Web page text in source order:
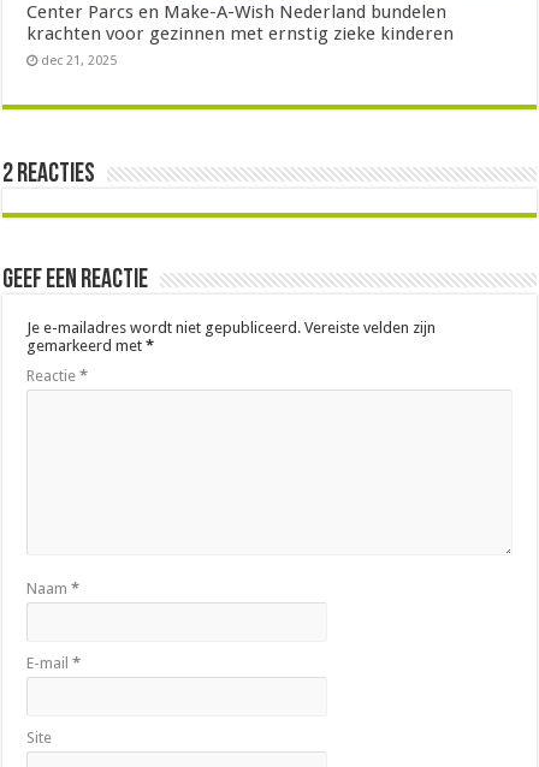
Center Parcs en Make-A-Wish Nederland bundelen
krachten voor gezinnen met ernstig zieke kinderen
dec 21, 2025
2 reacties
Geef een reactie
Je e-mailadres wordt niet gepubliceerd. Vereiste velden zijn
gemarkeerd met*
Reactie*
Naam*
E-mail*
Site